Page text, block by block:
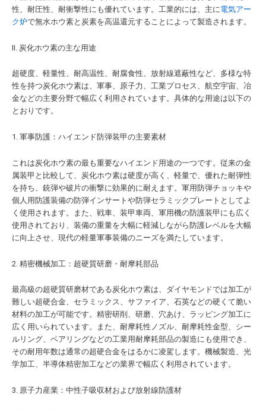
性、耐圧性、耐衝撃性にも優れています。工業的には、主に 電気アー
ク炉で無水ホウ素と炭素を高温還元することによって製造されます。
II. 炭化ホウ素の主な用途
超硬度、軽量性、耐高温性、耐腐食性、放射線遮蔽性など、多様な特
性を持つ炭化ホウ素は、軍事、原子力、工業プロセス、航空宇宙、冶
金などの主要分野で幅広く利用されています。具体的な用途は以下の
とおりです。
1. 軍事防護：ハイエンド防弾装甲の主要素材
これは炭化ホウ素の最も重要なハイエンド用途の一つです。従来の金
属装甲と比較して、炭化ホウ素は硬度が高く、軽量で、優れた耐弾性
を持ち、銃弾や破片の衝撃に効果的に耐えます。軍用防弾チョッキや
個人用防護装備の防弾インサートや防弾セラミックプレートとしてよ
く使用されます。また、戦車、装甲車両、軍用機の防護装甲にも広く
使用されており、装備の重量を大幅に軽減しながら防護レベルを大幅
に向上させ、現代の軽量軍事装備のニーズを満たしています。
2. 精密機械加工：超硬質研磨・耐摩耗部品
最高級の超硬質研磨材である炭化ホウ素は、ダイヤモンドでは加工が
難しい超硬合金、セラミックス、サファイア、石英などの硬くて脆い
材料の加工が可能です。精密研削、研磨、穴あけ、ラッピング加工に
広く用いられています。また、耐摩耗性ノズル、耐摩耗性金型、シー
ルリング、ベアリングなどの工業用耐摩耗部品の製造にも使用でき、
その耐用年数は通常の超硬合金をはるかに凌駕します。機械製造、光
学加工、半導体精密加工などの業界で幅広く利用されています。
3. 原子力産業：中性子吸収材および放射線防護材